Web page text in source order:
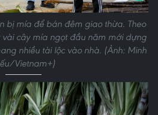
bị mía để bán đêm giao thừa. Theo
cây mía ngọt đầu năm mới dựng
nhiều tài lộc vào nhà. (Ảnh: Minh
Vietnam+)